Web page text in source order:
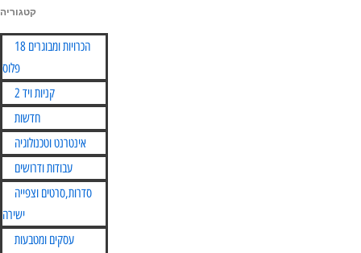
Skip
to
content
קטגוריה
הכרויות ומבוגרים 18
פלוס
קניות ויד 2
חדשות
אינטרנט וטכנולוגיה
עבודות ודרושים
סדרות,סרטים וצפייה
ישירה
עסקים ומטבעות